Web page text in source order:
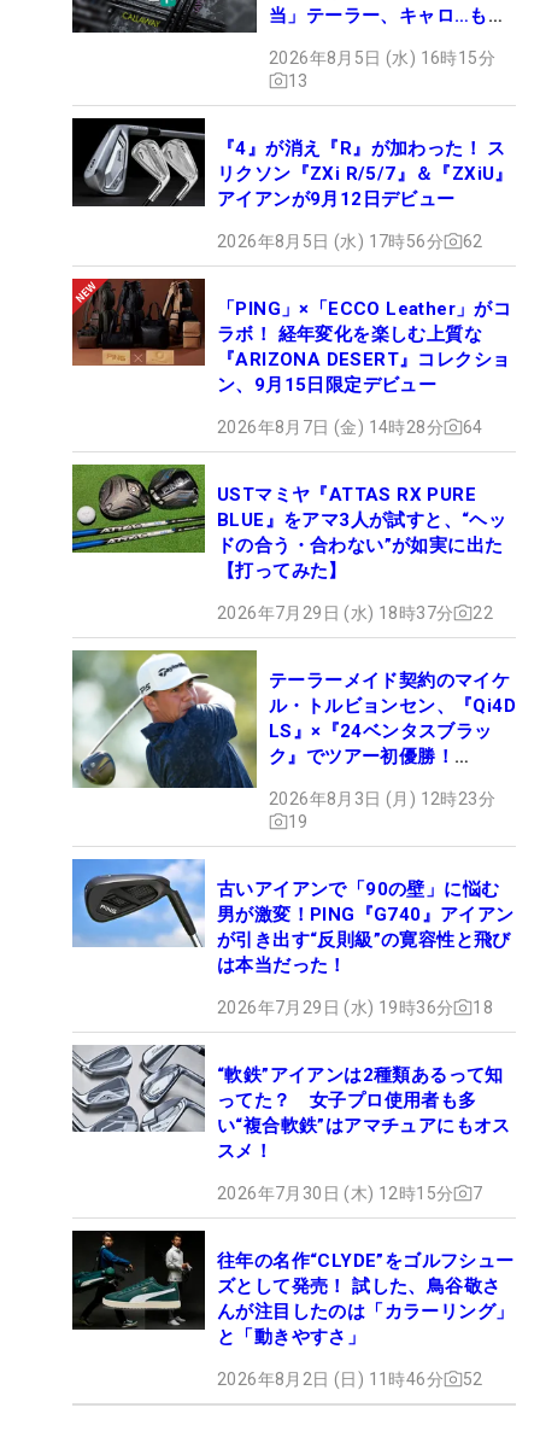
当」テーラー、キャロ…もチ
2026年8月5日 (水) 16時15分
13
『4』が消え『R』が加わった！ ス
リクソン『ZXi R/5/7』＆『ZXiU』
アイアンが9月12日デビュー
2026年8月5日 (水) 17時56分 62
「PING」×「ECCO Leather」がコ
ラボ！ 経年変化を楽しむ上質な
『ARIZONA DESERT』コレクショ
ン、9月15日限定デビュー
2026年8月7日 (金) 14時28分 64
USTマミヤ『ATTAS RX PURE
BLUE』をアマ3人が試すと、“ヘッ
ドの合う・合わない”が如実に出た
【打ってみた】
2026年7月29日 (水) 18時37分 22
テーラーメイド契約のマイケ
ル・トルビョンセン、『Qi4D
LS』×『24ベンタスブラッ
ク』でツアー初優勝！
2026年8月3日 (月) 12時23分
19
古いアイアンで「90の壁」に悩む
男が激変！PING『G740』アイアン
が引き出す“反則級”の寛容性と飛び
は本当だった！
2026年7月29日 (水) 19時36分 18
“軟鉄”アイアンは2種類あるって知
ってた？ 女子プロ使用者も多
い“複合軟鉄”はアマチュアにもオス
スメ！
2026年7月30日 (木) 12時15分 7
往年の名作“CLYDE”をゴルフシュー
ズとして発売！ 試した、鳥谷敬さ
んが注目したのは「カラーリング」
と「動きやすさ」
2026年8月2日 (日) 11時46分 52